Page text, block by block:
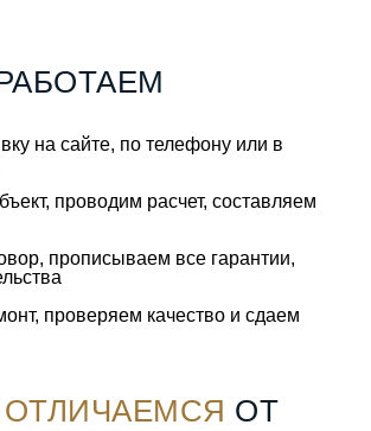
на сайте, по телефону или в
проводим расчет, составляем
прописываем все гарантии,
проверяем качество и сдаем
ОТ